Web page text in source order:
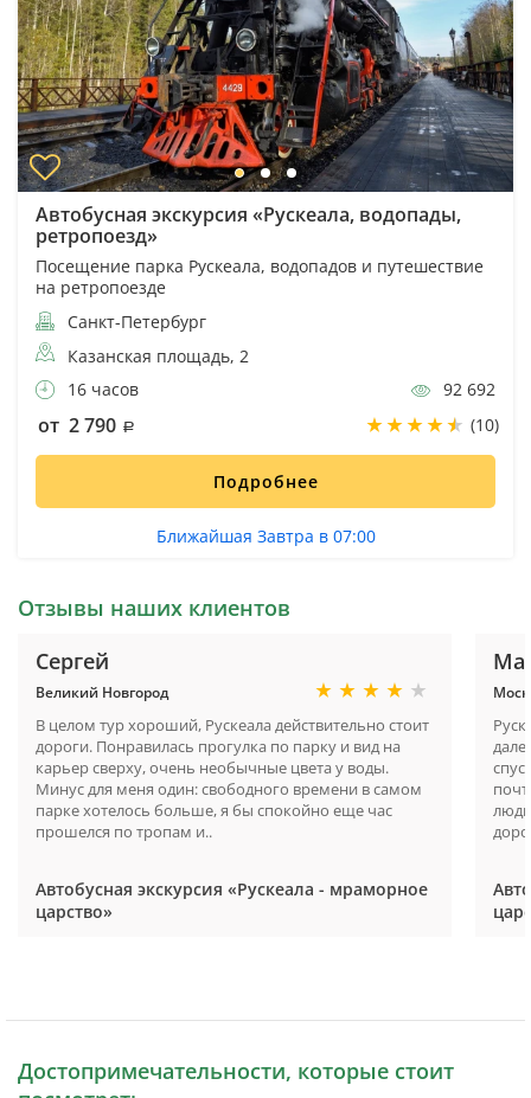
Автобусная экскурсия «Рускеала, водопады,
ретропоезд»
Посещение парка Рускеала, водопадов и путешествие
на ретропоезде
Санкт-Петербург
Казанская площадь, 2
16 часов
92 692
от 2 790 (10)
Подробнее
Ближайшая Завтра в 07:00
Отзывы наших клиентов
Сергей
Великий Новгород
В целом тур хороший, Рускеала действительно стоит
дороги. Понравилась прогулка по парку и вид на
карьер сверху, очень необычные цвета у воды.
Минус для меня один: свободного времени в самом
парке хотелось больше, я бы спокойно еще час
прошелся по тропам и..
Автобусная экскурсия «Рускеала - мраморное
царство»
Достопримечательности, которые стоит